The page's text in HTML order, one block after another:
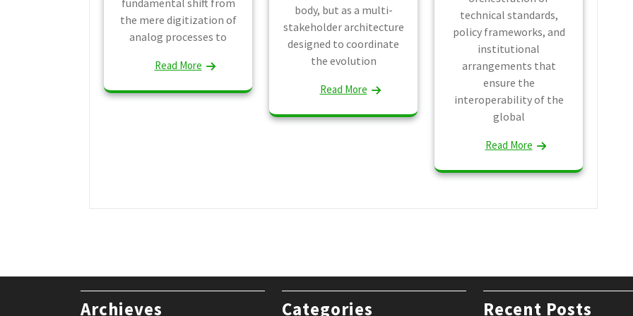
fundamental shift from
the mere digitization of
analog processes to
Read More
body, but as a multi-
stakeholder architecture
designed to coordinate
the evolution
Read More
technical standards,
policy frameworks, and
institutional
arrangements that
ensure the
interoperability of the
global
Read More
Archieves Categories Recent Posts